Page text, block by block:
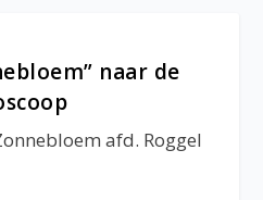
naar de
afd. Roggel